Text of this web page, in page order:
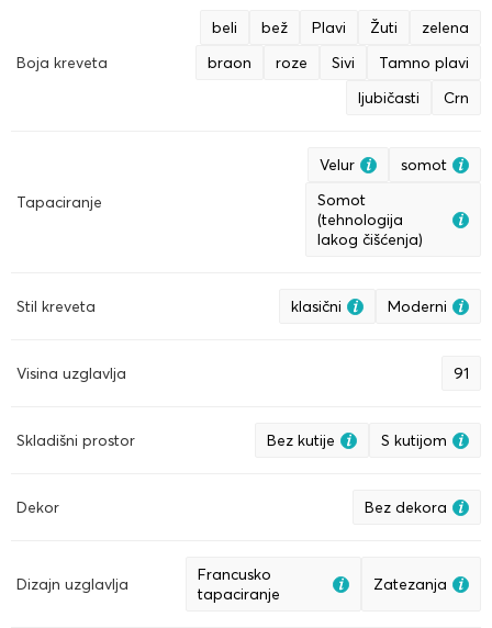
Boja kreveta
beli bež Plavi Žuti
zelena
braon
roze Sivi
Tamno plavi
ljubičasti
Crn
Tapaciranje
Velur
somot
Somot
(tehnologija
lakog čišćenja)
Stil kreveta klasični Moderni
Visina uzglavlja 91
Skladišni prostor Bez kutije S kutijom
Dekor Bez dekora
Dizajn uzglavlja
Francusko
tapaciranje
Zatezanja